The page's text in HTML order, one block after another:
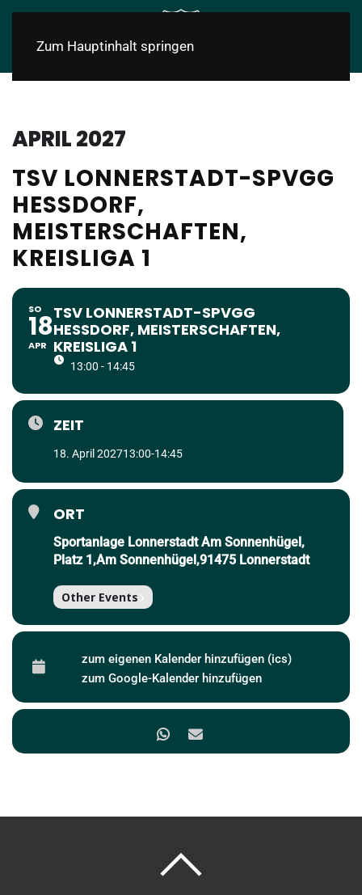
Zum Hauptinhalt springen
APRIL 2027
TSV LONNERSTADT-SPVGG
HESSDORF,
MEISTERSCHAFTEN,
KREISLIGA 1
SO
18
APR
TSV LONNERSTADT-SPVGG
HESSDORF, MEISTERSCHAFTEN,
KREISLIGA 1
13:00 - 14:45
ZEIT
18. April 202713:00-14:45
ORT
Sportanlage Lonnerstadt Am Sonnenhügel,
Platz 1,Am Sonnenhügel,91475 Lonnerstadt
Other Events
zum eigenen Kalender hinzufügen (ics)
zum Google-Kalender hinzufügen